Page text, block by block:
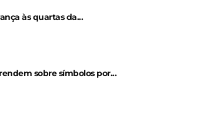
às quartas da...
sobre símbolos por...